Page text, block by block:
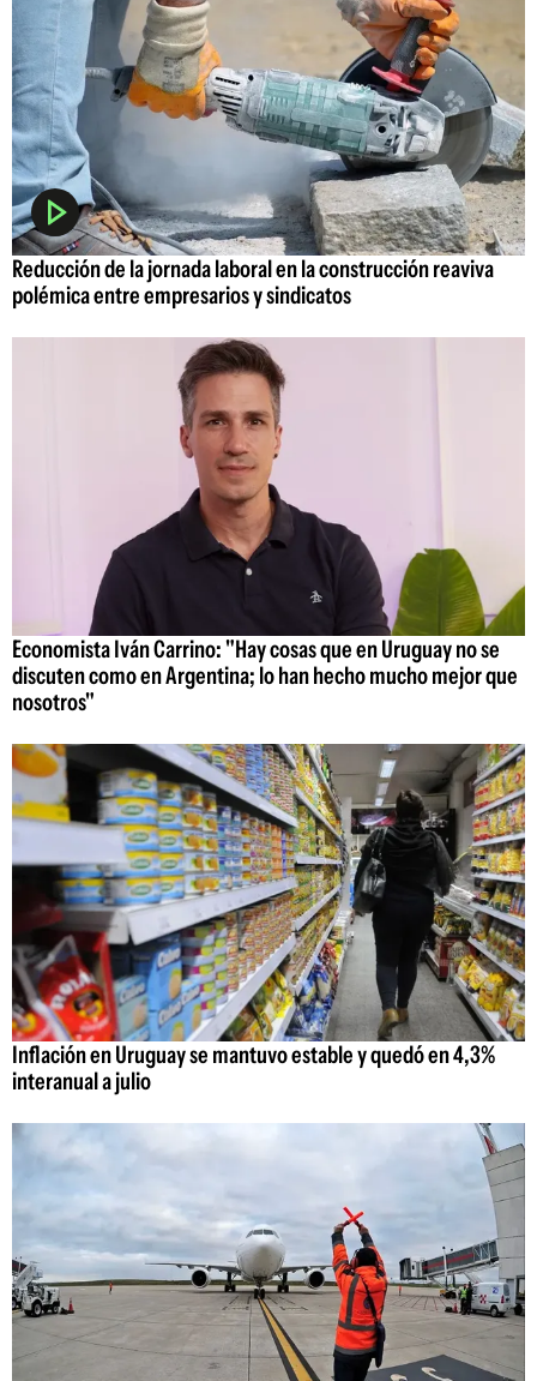
Reducción de la jornada laboral en la construcción reaviva
polémica entre empresarios y sindicatos
Economista Iván Carrino: "Hay cosas que en Uruguay no se
discuten como en Argentina; lo han hecho mucho mejor que
nosotros"
Inflación en Uruguay se mantuvo estable y quedó en 4,3%
interanual a julio